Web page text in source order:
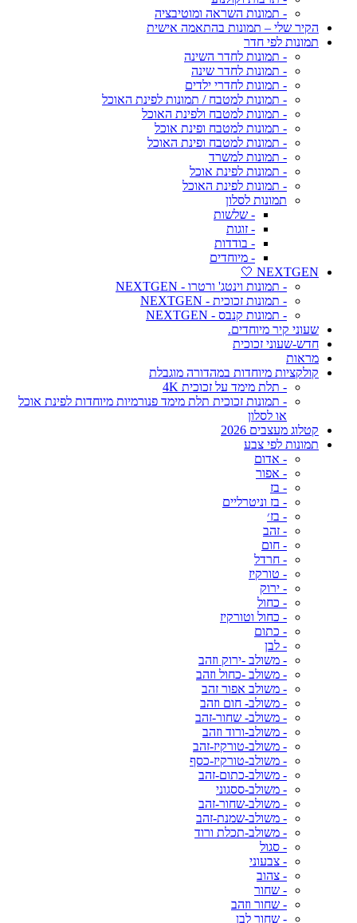
- תמונות השראה ומוטיבציה
הקיר שלי – תמונות בהתאמה אישית
תמונות לפי חדר
- תמונות לחדר השינה
- תמונות לחדר שינה
- תמונות לחדרי ילדים
- תמונות למטבח / תמונות לפינת האוכל
- תמונות למטבח ולפינת האוכל
- תמונות למטבח ופינת אוכל
- תמונות למטבח ופינת האוכל
- תמונות למשרד
- תמונות לפינת אוכל
- תמונות לפינת האוכל
תמונות לסלון
- שלשות
- זוגות
- בודדות
- מיוחדים
NEXTGEN 🤍
- תמונות וינטג' ורטרו - NEXTGEN
- תמונות זכוכית - NEXTGEN
- תמונות קנבס - NEXTGEN
שעוני קיר מיוחדים.
חדש-שעוני זכוכית
מראות
קולקציות מיוחדות במהדורה מוגבלת
- תלת מימד על זכוכית 4K
- תמונות זכוכית תלת מימד פנורמיות מיוחדות לפינת אוכל
או לסלון
קטלוג מעצבים 2026
תמונות לפי צבע
- אדום
- אפור
- בז
- בז וניטרליים
- בז׳
- זהב
- חום
- חרדל
- טורקיז
- ירוק
- כחול
- כחול וטורקיז
- כתום
- לבן
- משולב -ירוק וזהב
- משולב -כחול וזהב
- משולב אפור זהב
- משולב- חום וזהב
- משולב- שחור-זהב
- משולב-ורוד וזהב
- משולב-טורקיז-זהב
- משולב-טורקיז-כסף
- משולב-כתום-זהב
- משולב-ססגוני
- משולב-שחור-זהב
- משולב-שמנת-זהב
- משולב-תכלת ורוד
- סגול
- צבעוני
- צהוב
- שחור
- שחור וזהב
- שחור לבן